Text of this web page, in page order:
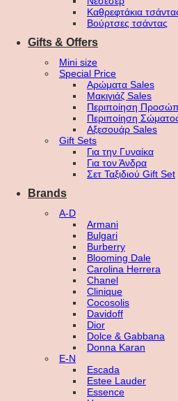
Καθρεφτάκια
Βούρτσες τσάντας
Gifts & Offers
Mini size
Special Price
Αρώματα Sales
Μακιγιάζ Sales
Περιποίηση
Περιποίηση
Αξεσουάρ Sales
Gift Sets
Για την Γυναίκα
Για τον Άνδρα
Σετ Ταξιδιού Gift Set
Brands
A-D
Armani
Bulgari
Burberry
Blooming Dale
Carolina Herrera
Chanel
Clinique
Cocosolis
Davidoff
Dior
Dolce & Gabbana
Donna Karan
E-N
Escada
Estee Lauder
Essence